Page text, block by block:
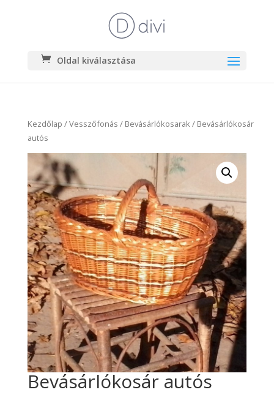
Oldal kiválasztása
Kezdőlap /Vesszőfonás / Bevásárlókosarak / Bevásárlókosár
autós
Bevásárlókosár autós